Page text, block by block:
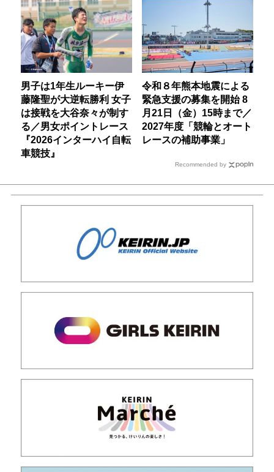
男子は1年生ルーキー伊
藤隆聖が大逆転勝利 女子
は接戦を大谷奈々が制す
る／男女ポイントレース
『2026インターハイ自転
車競技』
令和８年熊本地震による
緊急支援の募集を開始 8
月21日（金）15時まで／
2027年度「競輪とオート
レースの補助事業」
Recommended by